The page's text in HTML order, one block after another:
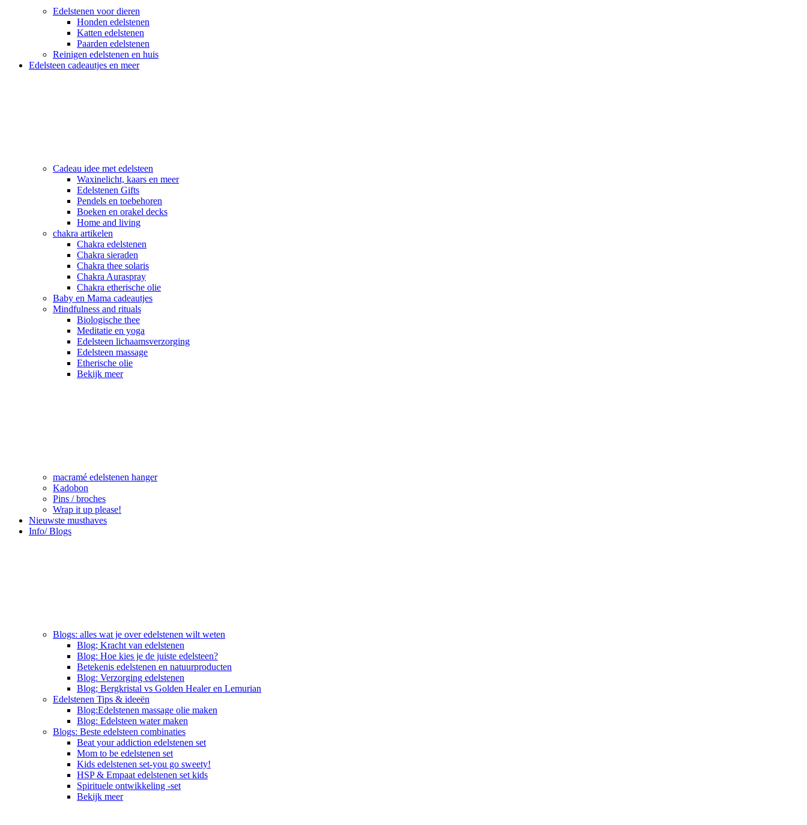
Edelstenen voor dieren
Honden edelstenen
Katten edelstenen
Paarden edelstenen
Reinigen edelstenen en huis
Edelsteen cadeautjes en meer
Cadeau idee met edelsteen
Waxinelicht, kaars en meer
Edelstenen Gifts
Pendels en toebehoren
Boeken en orakel decks
Home and living
chakra artikelen
Chakra edelstenen
Chakra sieraden
Chakra thee solaris
Chakra Auraspray
Chakra etherische olie
Baby en Mama cadeautjes
Mindfulness and rituals
Biologische thee
Meditatie en yoga
Edelsteen lichaamsverzorging
Edelsteen massage
Etherische olie
Bekijk meer
macramé edelstenen hanger
Kadobon
Pins / broches
Wrap it up please!
Nieuwste musthaves
Info/ Blogs
Blogs: alles wat je over edelstenen wilt weten
Blog; Kracht van edelstenen
Blog: Hoe kies je de juiste edelsteen?
Betekenis edelstenen en natuurproducten
Blog: Verzorging edelstenen
Blog; Bergkristal vs Golden Healer en Lemurian
Edelstenen Tips & ideeën
Blog:Edelstenen massage olie maken
Blog: Edelsteen water maken
Blogs: Beste edelsteen combinaties
Beat your addiction edelstenen set
Mom to be edelstenen set
Kids edelstenen set-you go sweety!
HSP & Empaat edelstenen set kids
Spirituele ontwikkeling -set
Bekijk meer